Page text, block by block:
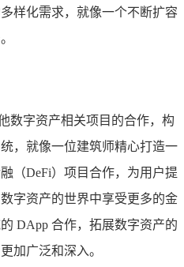
样化需求，就像一个不断扩容
数字资产相关项目的合作，构
，就像一位建筑师精心打造一
（DeFi）项目合作，为用户提
字资产的世界中享受更多的金
DApp 合作，拓展数字资产的
加广泛和深入。